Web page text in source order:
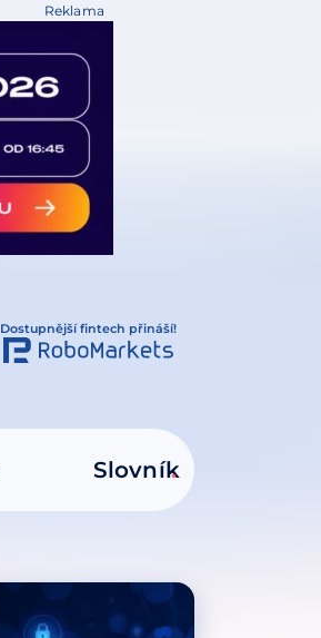
Reklama
Dostupnější fintech přináší!
Slovník